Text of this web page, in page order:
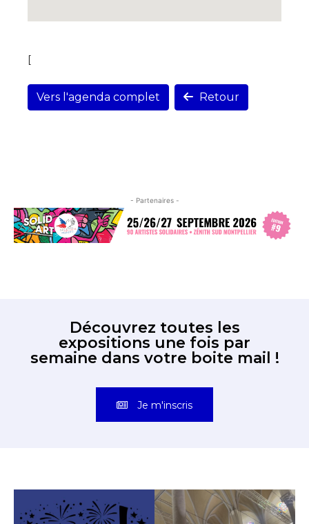
[
Vers l'agenda complet Retour
- Partenaires -
Découvrez toutes les
expositions une fois par
semaine dans votre boite mail !
Je m'inscris